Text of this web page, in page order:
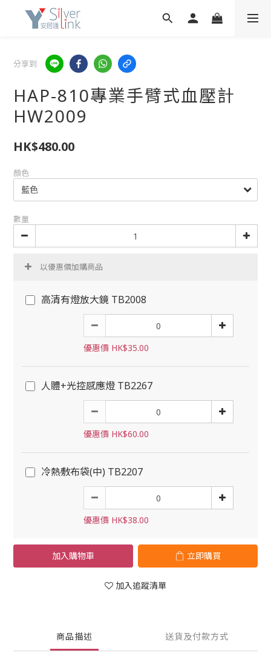
分享到
HAP-810專業手臂式血壓計
HW2009
HK$480.00
顏色
數量
以優惠價加購商品
高清有燈放大鏡 TB2008
優惠價 HK$35.00
人體+光控感應燈 TB2267
優惠價 HK$60.00
冷熱敷布袋(中) TB2207
優惠價 HK$38.00
加入購物車 立即購買
加入追蹤清單
商品描述 送貨及付款方式